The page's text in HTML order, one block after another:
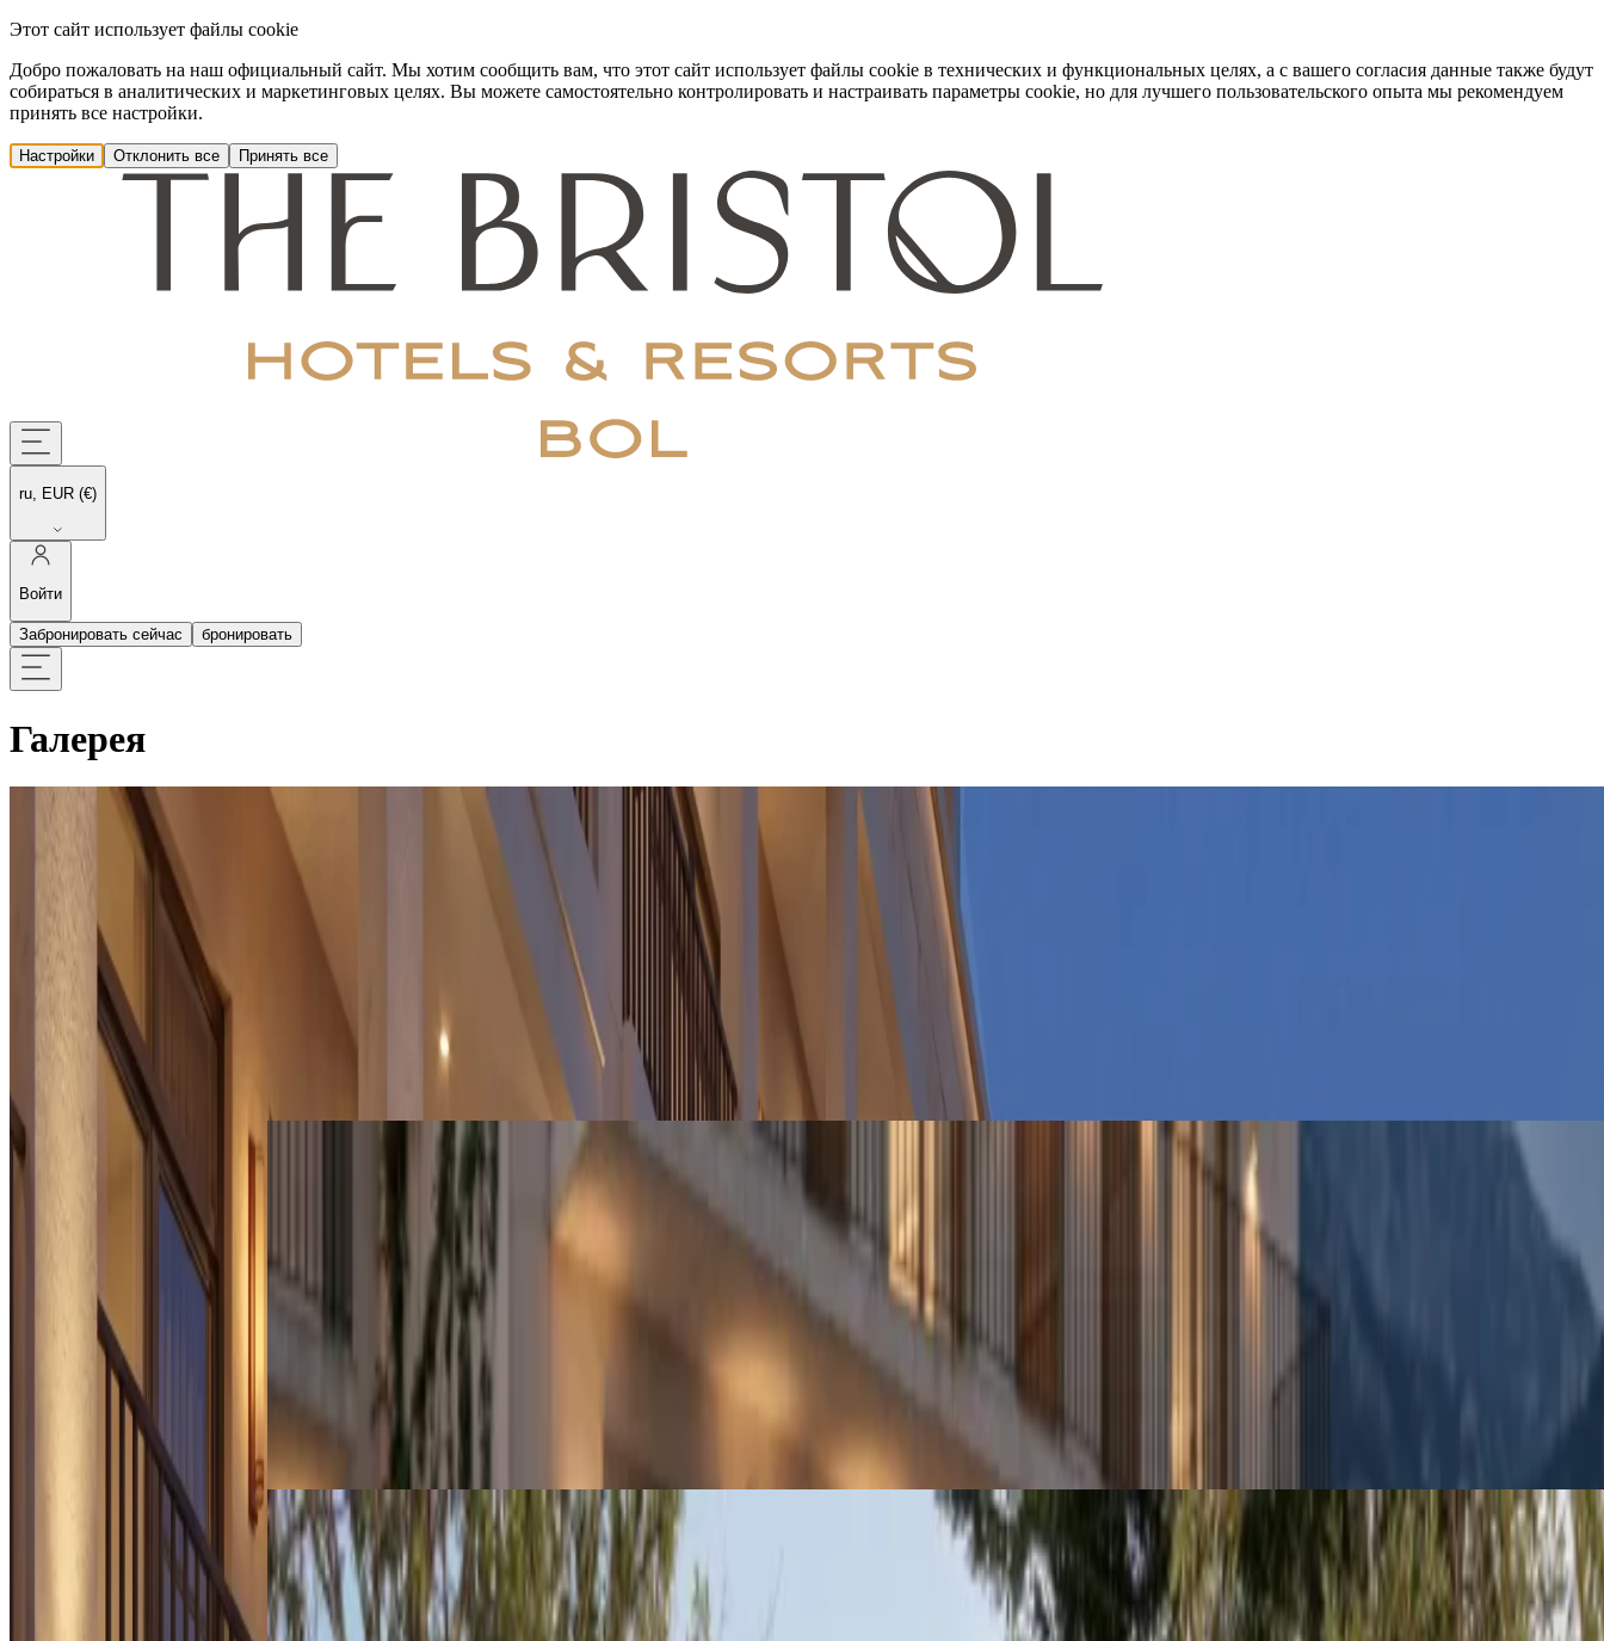
Этот сайт использует файлы cookie
Добро пожаловать на наш официальный сайт. Мы хотим сообщить вам, что этот сайт использует файлы cookie в технических и функциональных целях, а с вашего согласия данные также будут
собираться в аналитических и маркетинговых целях. Вы можете самостоятельно контролировать и настраивать параметры cookie, но для лучшего пользовательского опыта мы рекомендуем
принять все настройки.
Настройки Отклонить все Принять все
ru, EUR (€)
Войти
Забронировать сейчас бронировать
Галерея
Экстерьер Кулинария